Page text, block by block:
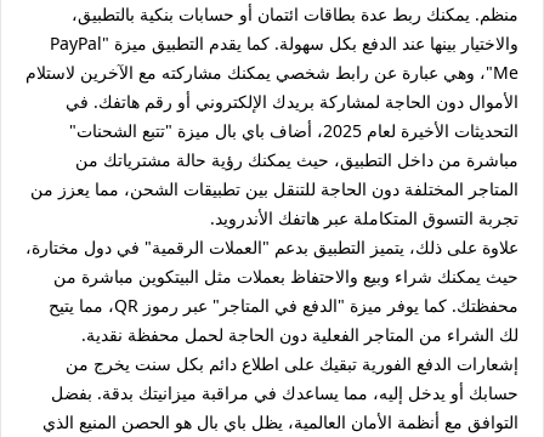
منظم. يمكنك ربط عدة بطاقات ائتمان أو حسابات بنكية بالتطبيق،
والاختيار بينها عند الدفع بكل سهولة. كما يقدم التطبيق ميزة "PayPal
Me"، وهي عبارة عن رابط شخصي يمكنك مشاركته مع الآخرين لاستلام
الأموال دون الحاجة لمشاركة بريدك الإلكتروني أو رقم هاتفك. في
التحديثات الأخيرة لعام 2025، أضاف باي بال ميزة "تتبع الشحنات"
مباشرة من داخل التطبيق، حيث يمكنك رؤية حالة مشترياتك من
المتاجر المختلفة دون الحاجة للتنقل بين تطبيقات الشحن، مما يعزز من
تجربة التسوق المتكاملة عبر هاتفك الأندرويد.
علاوة على ذلك، يتميز التطبيق بدعم "العملات الرقمية" في دول مختارة،
حيث يمكنك شراء وبيع والاحتفاظ بعملات مثل البيتكوين مباشرة من
محفظتك. كما يوفر ميزة "الدفع في المتاجر" عبر رموز QR، مما يتيح
لك الشراء من المتاجر الفعلية دون الحاجة لحمل محفظة نقدية.
إشعارات الدفع الفورية تبقيك على اطلاع دائم بكل سنت يخرج من
حسابك أو يدخل إليه، مما يساعدك في مراقبة ميزانيتك بدقة. بفضل
التوافق مع أنظمة الأمان العالمية، يظل باي بال هو الحصن المنيع الذي